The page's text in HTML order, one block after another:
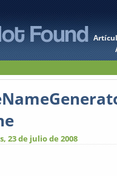
23 de julio de 2008